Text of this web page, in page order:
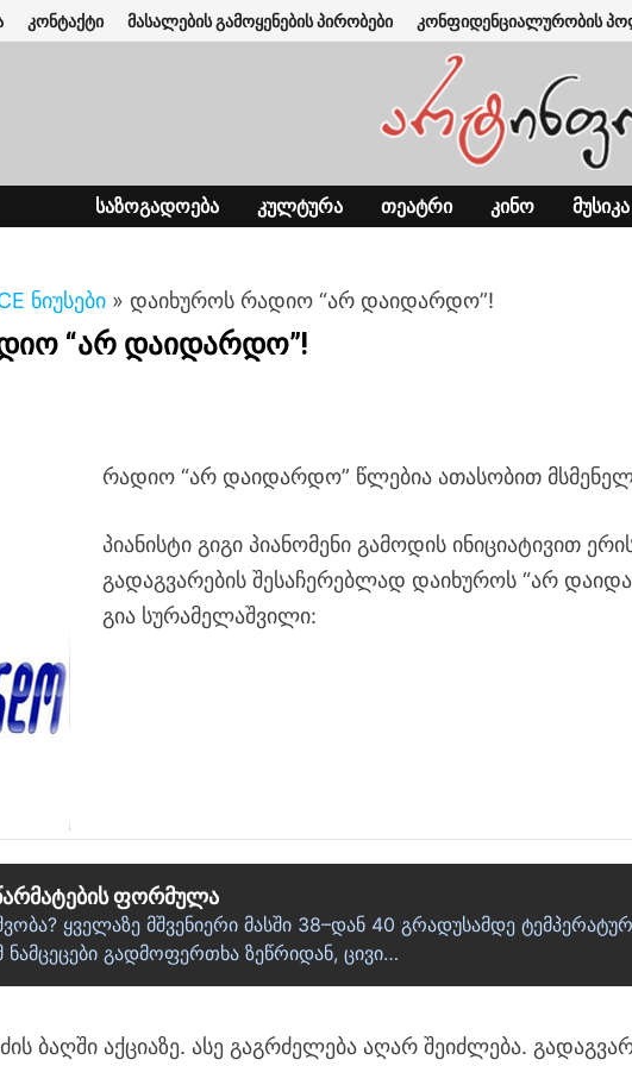
კონტაქტი მასალების გამოყენების პირობები კონფიდენციალურობის
ᲡᲐᲖᲝᲒᲐᲓᲝᲔᲑᲐ ᲙᲣᲚᲢᲣᲠᲐ ᲗᲔᲐᲢᲠᲘ ᲙᲘᲜᲝ ᲛᲣᲡᲘᲙᲐ
ნიუსები » დაიხუროს რადიო “არ დაიდარდო”!
“არ დაიდარდო”!
რადიო “არ დაიდარდო” წლებია ათასობით
პიანისტი გიგი პიანომენი გამოდის ინიციატივით
გადაგვარების შესაჩერებლად დაიხუროს “არ
გია სურამელაშვილი:
ფორმულა
ყველაზე მშვენიერი მასში 38–დან 40 გრადუსამდე
გადმოფერთხა ზეწრიდან, ცივი…
ბაღში აქციაზე. ასე გაგრძელება აღარ შეიძლება.